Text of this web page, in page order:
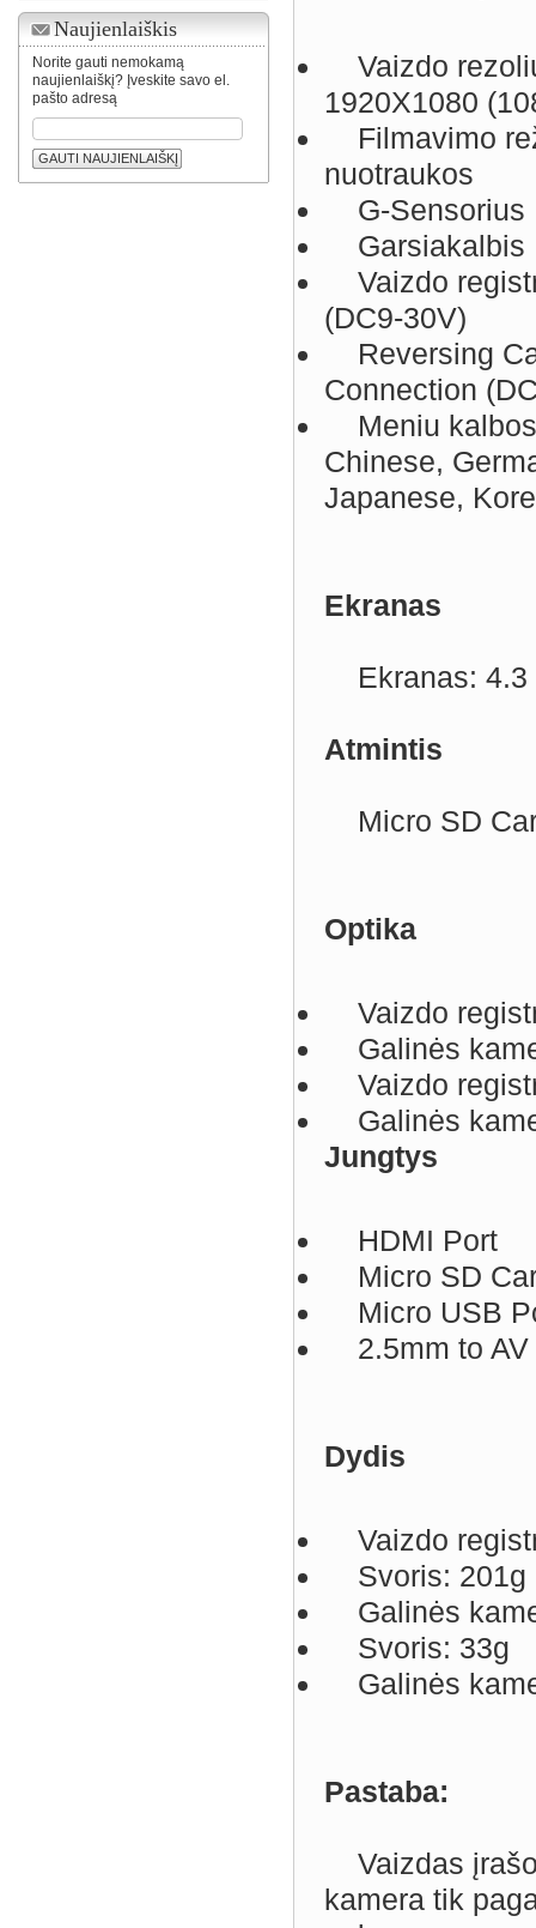
Vaizdo
1920X1080
Filmavimo
nuotraukos
G-Sensorius
Garsiakalbis
Vaizdo
(DC9-30V)
Reversing
Connection
Meniu
Chinese,
Japanese,
Ekranas
Ekranas: 4.3
Atmintis
Micro SD
Optika
Vaizdo
Galinės
Vaizdo
Galinės
Jungtys
HDMI Port
Micro SD
Micro USB
2.5mm to AV
Dydis
Vaizdo
Svoris: 201g
Galinės
Svoris: 33g
Galinės
Pastaba:
Vaizdas
kamera tik
Naujienlaiškis
Norite gauti nemokamą
naujienlaiškį? Įveskite savo el.
pašto adresą
GAUTI NAUJIENLAIŠKĮ